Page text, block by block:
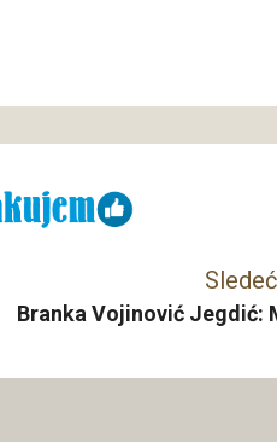
Branka Vojinović Jegdić: